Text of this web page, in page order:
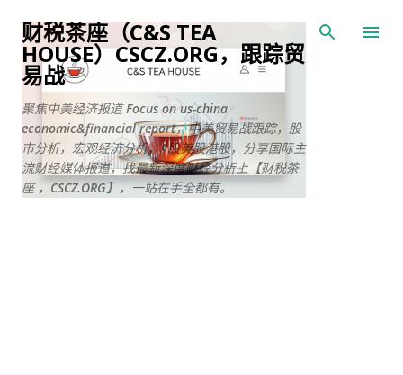
跳至主要内容
财税茶座（C&S TEA
HOUSE）CSCZ.ORG，跟踪贸
易战
聚焦中美经济报道 Focus on us-china
economic&financial report，中美贸易战跟踪，股
市分析，宏观经济分析，A股美股港股，分享国际主
流财经媒体报道，找最新深度财经分析上【财税茶
座 ，CSCZ.ORG】，一站在手全都有。